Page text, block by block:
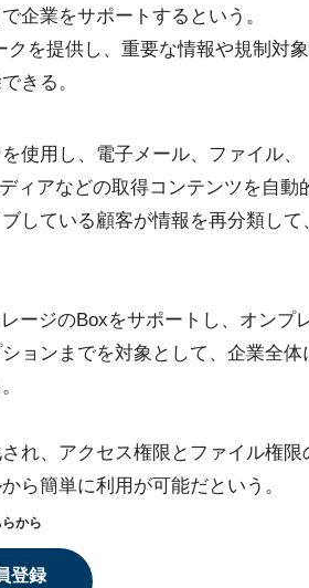
企業をサポートするという。
を提供し、重要な情報や規制対
きる。
使用し、電子メール、ファイル、
ィアなどの取得コンテンツを自動
している顧客が情報を再分類して
ージのBoxをサポートし、オンプ
ョンまでを対象として、企業全体
れ、アクセス権限とファイル権限
ら簡単に利用が可能だという。
から
登録